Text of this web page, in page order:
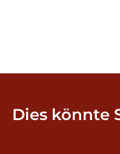
Dies könnte